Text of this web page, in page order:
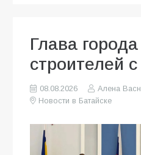
Глава
строителей
08.08.2026
Алена
Новости в Батайске